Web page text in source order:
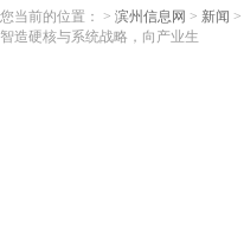
您当前的位置： > 滨州信息网 > 新闻 >
智造硬核与系统战略，向产业生